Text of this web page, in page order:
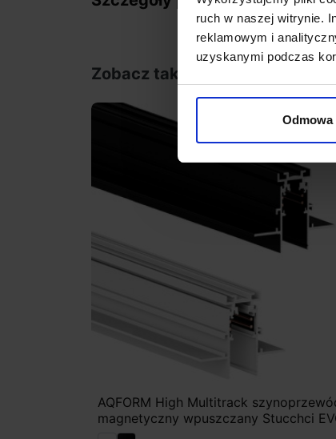
ruch w naszej witrynie.
reklamowym i
uzyskanymi podczas
Odmowa
Zobacz także
AQFORM High Multitrack
magnetyczny wpuszczany Stucchci